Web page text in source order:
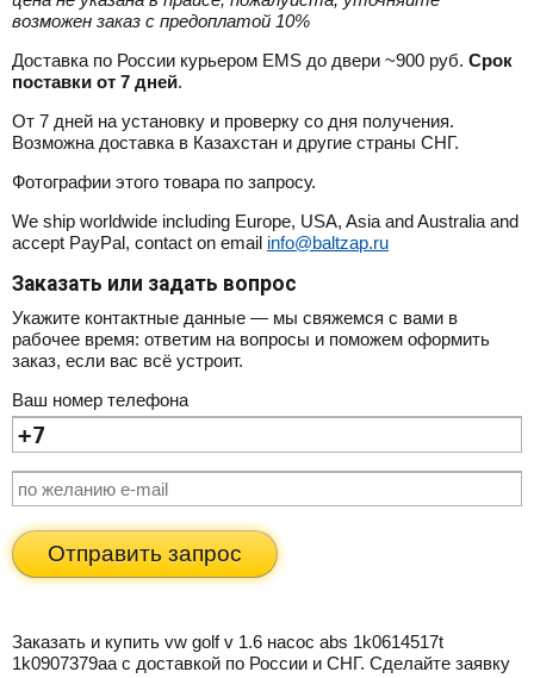
возможен заказ с предоплатой 10%
Доставка по России курьером EMS до двери ~900 руб. Срок
поставки от 7 дней.
От 7 дней на установку и проверку со дня получения.
Возможна доставка в Казахстан и другие страны СНГ.
Фотографии этого товара по запросу.
We ship worldwide including Europe, USA, Asia and Australia and
accept PayPal, contact on email info@baltzap.ru
Заказать или задать вопрос
Укажите контактные данные — мы свяжемся с вами в
рабочее время: ответим на вопросы и поможем оформить
заказ, если вас всё устроит.
Ваш номер телефона
Отправить запрос
Заказать и купить vw golf v 1.6 насос abs 1k0614517t
1k0907379aa с доставкой по России и СНГ. Сделайте заявку